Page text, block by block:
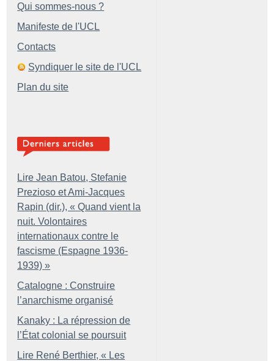
Qui sommes-nous ?
Manifeste de l'UCL
Contacts
Syndiquer le site de l'UCL
Plan du site
Lire Jean Batou, Stefanie
Prezioso et Ami-Jacques
Rapin (dir.), « Quand vient la
nuit. Volontaires
internationaux contre le
fascisme (Espagne 1936-
1939) »
Catalogne : Construire
l’anarchisme organisé
Kanaky : La répression de
l’État colonial se poursuit
Lire René Berthier, « Les